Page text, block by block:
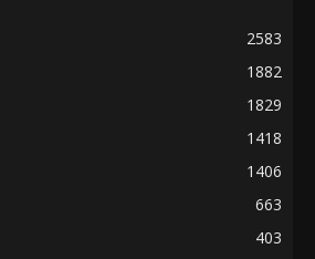
2583
1882
1829
1418
1406
663
403